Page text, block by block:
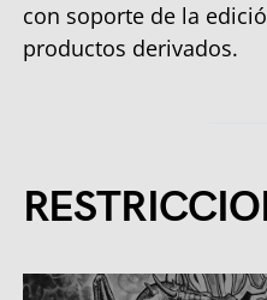
con soporte de la
productos derivados.